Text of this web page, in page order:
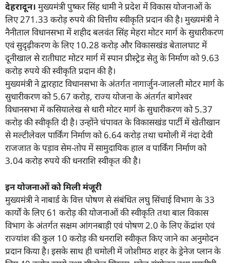
देहरादून। मुख्यमंत्री पुष्कर सिंह धामी ने प्रदेश में विकास योजनाओं के
लिए 271.33 करोड़ रुपये की वित्तीय स्वीकृति प्रदान की है। मुख्यमंत्री ने
नैनीताल विधानसभा में शहीद बलवंत सिंह मेहरा मोटर मार्ग के सुधारीकरण
एवं सुदृढ़ीकरण के लिए 10.28 करोड़ और विकासखंड बेतालघाट में
दूनीखाल से रातीघाट मोटर मार्ग में स्पान प्रीस्ट्रेड सेतु के निर्माण को 9.63
करोड़ रुपये की स्वीकृति प्रदान की है।
मुख्यमंत्री ने द्वारहाट विधानसभा के अंतर्गत नागार्जुन-जालली मोटर मार्ग के
सुधारीकरण को 5.67 करोड़, राज्य योजना के अंतर्गत बागेश्वर
विधानसभा में कसियालेख से धारी मोटर मार्ग के सुधारीकरण को 5.37
करोड़ की स्वीकृति दी है। उन्होंने चंपावत के विकासखंड पार्टी में खेतीखान
से मल्टीलेवल पार्किंग निर्माण को 6.64 करोड़ तथा चमोली में नंदा देवी
राजजात के पड़ाव सेम-तोप में सामुदायिक हाल व पार्किंग निर्माण को
3.04 करोड़ रुपये की धनराशि स्वीकृत की है।
इन योजनाओं को मिली मंजूरी
मुख्यमंत्री ने नाबार्ड के वित्त पोषण से संबंधित लघु सिंचाई विभाग के 33
कार्यों के लिए 61 करोड़ की योजनाओं की स्वीकृति तथा बाल विकास
विभाग के अंतर्गत सक्षम आंगनबाड़ी एवं पोषण 2.0 के लिए केंद्रांश एवं
राज्यांश की कुल 10 करोड़ की धनराशि स्वीकृत किए जाने का अनुमोदन
प्रदान किया है। इसके साथ ही चमोली में जोशीमठ शहर के ड्रेनेज प्लान के